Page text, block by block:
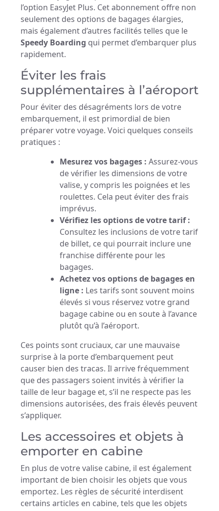
l’option EasyJet Plus. Cet abonnement offre non
seulement des options de bagages élargies,
mais également d’autres facilités telles que le
Speedy Boarding qui permet d’embarquer plus
rapidement.
Éviter les frais
supplémentaires à l’aéroport
Pour éviter des désagréments lors de votre
embarquement, il est primordial de bien
préparer votre voyage. Voici quelques conseils
pratiques :
Mesurez vos bagages : Assurez-vous
de vérifier les dimensions de votre
valise, y compris les poignées et les
roulettes. Cela peut éviter des frais
imprévus.
Vérifiez les options de votre tarif :
Consultez les inclusions de votre tarif
de billet, ce qui pourrait inclure une
franchise différente pour les
bagages.
Achetez vos options de bagages en
ligne : Les tarifs sont souvent moins
élevés si vous réservez votre grand
bagage cabine ou en soute à l’avance
plutôt qu’à l’aéroport.
Ces points sont cruciaux, car une mauvaise
surprise à la porte d’embarquement peut
causer bien des tracas. Il arrive fréquemment
que des passagers soient invités à vérifier la
taille de leur bagage et, s’il ne respecte pas les
dimensions autorisées, des frais élevés peuvent
s’appliquer.
Les accessoires et objets à
emporter en cabine
En plus de votre valise cabine, il est également
important de bien choisir les objets que vous
emportez. Les règles de sécurité interdisent
certains articles en cabine, tels que les objets